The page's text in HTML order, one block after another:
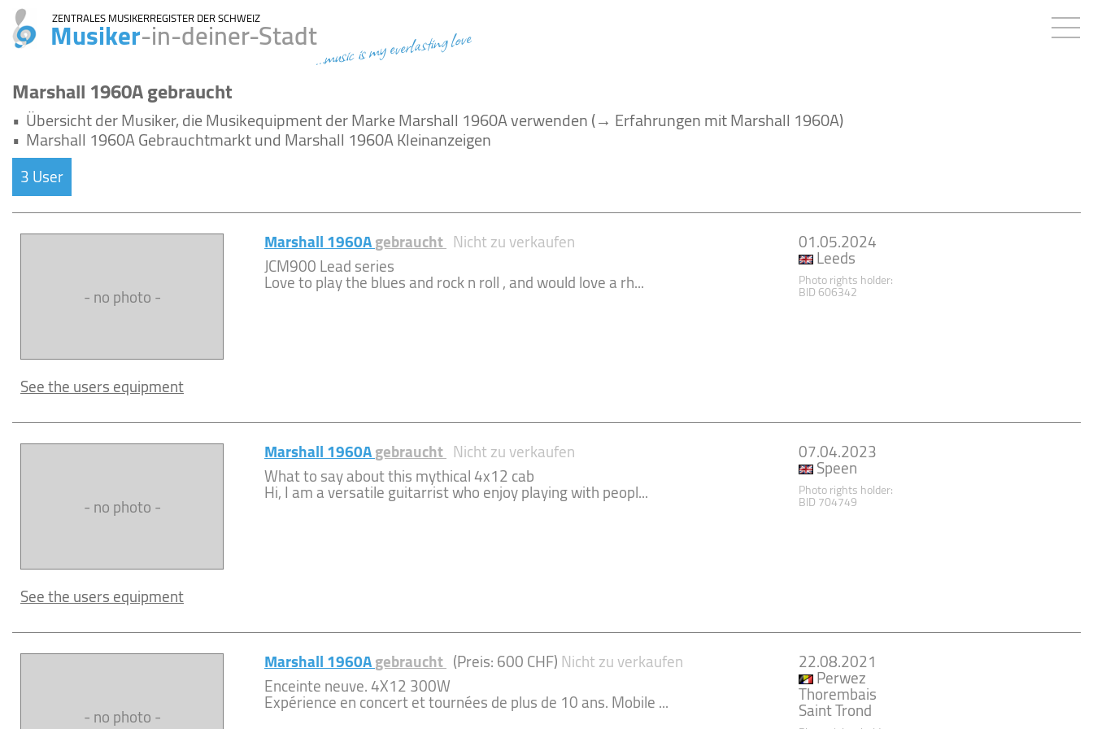
ZENTRALES MUSIKERREGISTER DER SCHWEIZ
Musiker-in-deiner-Stadt...music is my everlasting love
Marshall 1960A gebraucht
• Übersicht der Musiker, die Musikequipment der Marke Marshall 1960A verwenden (→ Erfahrungen mit Marshall 1960A)
• Marshall 1960A Gebrauchtmarkt und Marshall 1960A Kleinanzeigen
3 User
- no photo -
Marshall 1960Agebraucht Nicht zu verkaufen
JCM900 Lead series
Love to play the blues and rock n roll , and would love a rh...
01.05.2024
Leeds
Photo rights holder:
BID 606342
See the users equipment
- no photo -
Marshall 1960Agebraucht Nicht zu verkaufen
What to say about this mythical 4x12 cab
Hi, I am a versatile guitarrist who enjoy playing with peopl...
07.04.2023
Speen
Photo rights holder:
BID 704749
See the users equipment
- no photo -
Marshall 1960Agebraucht (Preis: 600 CHF)Nicht zu verkaufen
Enceinte neuve. 4X12 300W
Expérience en concert et tournées de plus de 10 ans. Mobile ...
22.08.2021
Perwez
Thorembais
Saint Trond